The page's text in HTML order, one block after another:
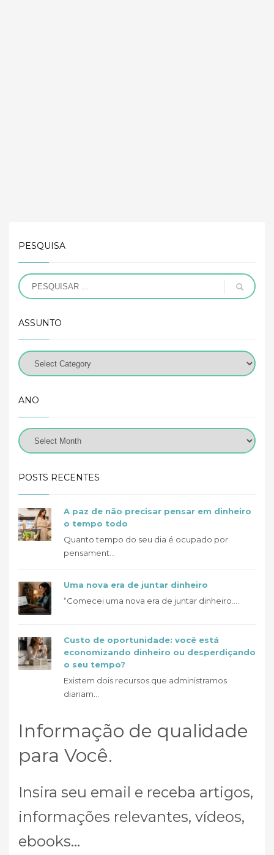
PESQUISA
ASSUNTO
ANO
POSTS RECENTES
A paz de não precisar pensar em dinheiro
o tempo todo
Quanto tempo do seu dia é ocupado por
pensament...
Uma nova era de juntar dinheiro
“Comecei uma nova era de juntar dinheiro....
Custo de oportunidade: você está
economizando dinheiro ou desperdiçando
o seu tempo?
Existem dois recursos que administramos
diariam...
Informação de qualidade
para Você.
Insira seu email e receba artigos,
informações relevantes, vídeos,
ebooks...